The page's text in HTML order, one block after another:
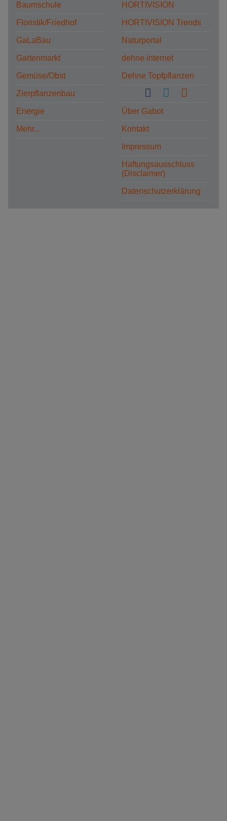
Baumschule
Floristik/Friedhof
GaLaBau
Gartenmarkt
Gemüse/Obst
Zierpflanzenbau
Energie
Mehr...
HORTIVISION
HORTIVISION Trends
Naturportal
dehne internet
Dehne Topfpflanzen
Über Gabot
Kontakt
Impressum
Haftungsausschluss
(Disclaimer)
Datenschutzerklärung